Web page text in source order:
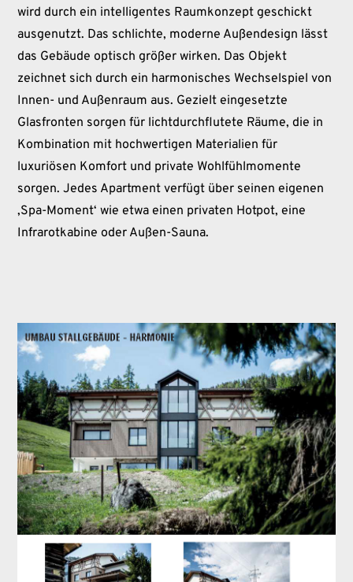
wird durch ein intelligentes Raumkonzept geschickt
ausgenutzt. Das schlichte, moderne Außendesign lässt
das Gebäude optisch größer wirken. Das Objekt
zeichnet sich durch ein harmonisches Wechselspiel von
Innen- und Außenraum aus. Gezielt eingesetzte
Glasfronten sorgen für lichtdurchflutete Räume, die in
Kombination mit hochwertigen Materialien für
luxuriösen Komfort und private Wohlfühlmomente
sorgen. Jedes Apartment verfügt über seinen eigenen
,Spa-Moment‘ wie etwa einen privaten Hotpot, eine
Infrarotkabine oder Außen-Sauna.